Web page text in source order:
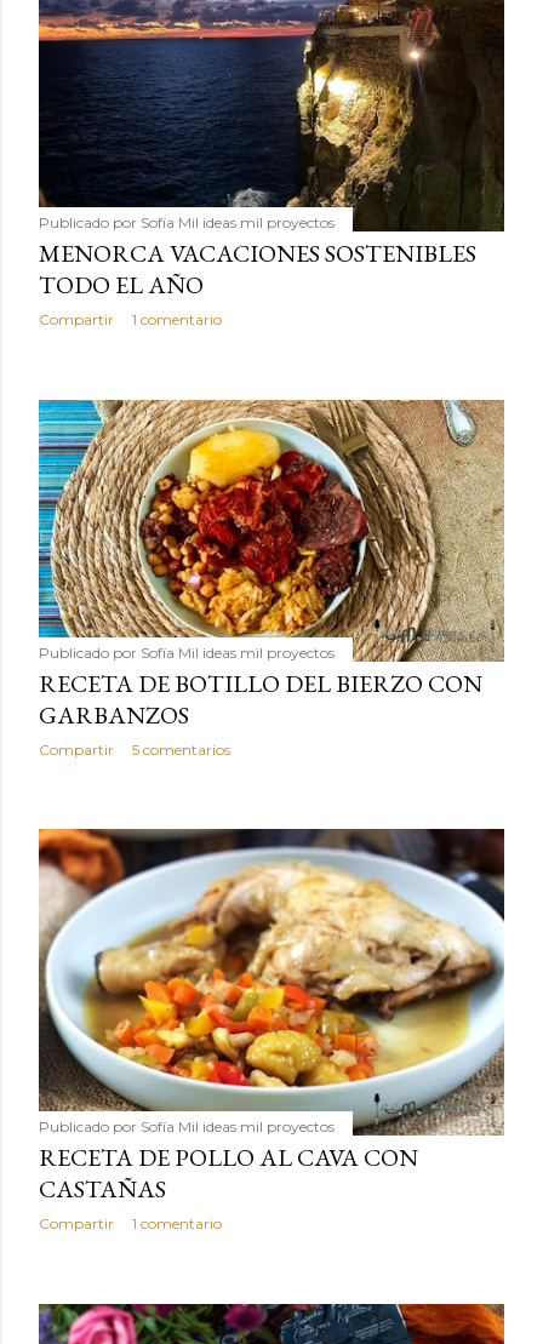
Publicado por Sofía Mil ideas mil proyectos
MENORCA VACACIONES SOSTENIBLES
TODO EL AÑO
Compartir 1 comentario
Publicado por Sofía Mil ideas mil proyectos
RECETA DE BOTILLO DEL BIERZO CON
GARBANZOS
Compartir 5 comentarios
Publicado por Sofía Mil ideas mil proyectos
RECETA DE POLLO AL CAVA CON
CASTAÑAS
Compartir 1 comentario